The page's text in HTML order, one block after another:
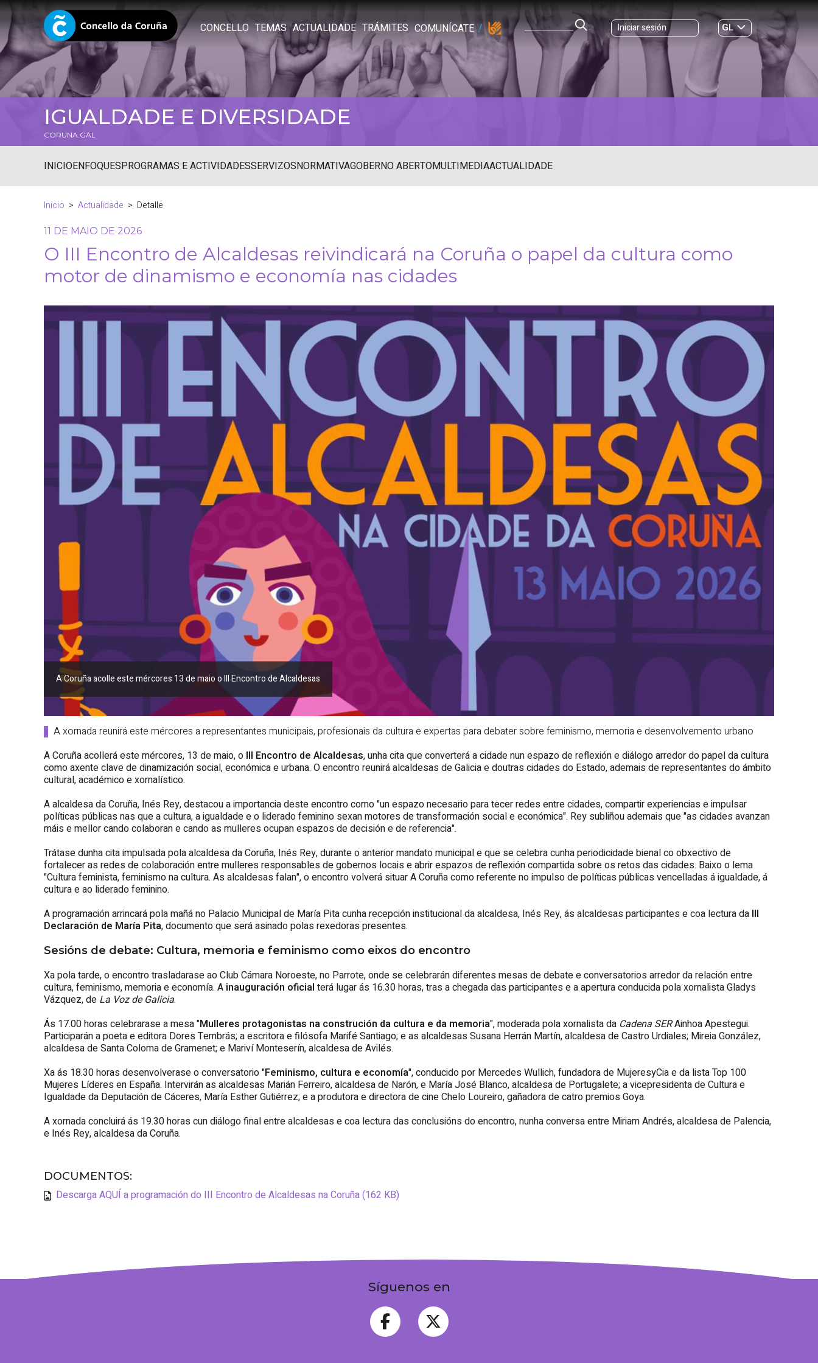
CONCELLO TEMAS ACTUALIDADE TRÁMITES COMUNÍCATE Iniciar sesión
GL
ES|
IGUALDADE E DIVERSIDADE
CORUNA.GAL
INICIOENFOQUESPROGRAMAS E ACTIVIDADESSERVIZOSNORMATIVAGOBERNO ABERTOMULTIMEDIAACTUALIDADE
Inicio Actualidade Detalle
11 DE MAIO DE 2026
O III Encontro de Alcaldesas reivindicará na Coruña o papel da cultura como
motor de dinamismo e economía nas cidades
A Coruña acolle este mércores 13 de maio o III Encontro de Alcaldesas
A xornada reunirá este mércores a representantes municipais, profesionais da cultura e expertas para debater sobre feminismo, memoria e desenvolvemento urbano
A Coruña acollerá este mércores, 13 de maio, o III Encontro de Alcaldesas, unha cita que converterá a cidade nun espazo de reflexión e diálogo arredor do papel da cultura
como axente clave de dinamización social, económica e urbana. O encontro reunirá alcaldesas de Galicia e doutras cidades do Estado, ademais de representantes do ámbito
cultural, académico e xornalístico.
A alcaldesa da Coruña, Inés Rey, destacou a importancia deste encontro como "un espazo necesario para tecer redes entre cidades, compartir experiencias e impulsar
políticas públicas nas que a cultura, a igualdade e o liderado feminino sexan motores de transformación social e económica". Rey subliñou ademais que "as cidades avanzan
máis e mellor cando colaboran e cando as mulleres ocupan espazos de decisión e de referencia".
Trátase dunha cita impulsada pola alcaldesa da Coruña, Inés Rey, durante o anterior mandato municipal e que se celebra cunha periodicidade bienal co obxectivo de
fortalecer as redes de colaboración entre mulleres responsables de gobernos locais e abrir espazos de reflexión compartida sobre os retos das cidades. Baixo o lema
"Cultura feminista, feminismo na cultura. As alcaldesas falan", o encontro volverá situar A Coruña como referente no impulso de políticas públicas vencelladas á igualdade, á
cultura e ao liderado feminino.
A programación arrincará pola mañá no Palacio Municipal de María Pita cunha recepción institucional da alcaldesa, Inés Rey, ás alcaldesas participantes e coa lectura da III
Declaración de María Pita, documento que será asinado polas rexedoras presentes.
Sesións de debate: Cultura, memoria e feminismo como eixos do encontro
Xa pola tarde, o encontro trasladarase ao Club Cámara Noroeste, no Parrote, onde se celebrarán diferentes mesas de debate e conversatorios arredor da relación entre
cultura, feminismo, memoria e economía. A inauguración oficial terá lugar ás 16.30 horas, tras a chegada das participantes e a apertura conducida pola xornalista Gladys
Vázquez, de La Voz de Galicia.
Ás 17.00 horas celebrarase a mesa "Mulleres protagonistas na construción da cultura e da memoria", moderada pola xornalista da Cadena SERAinhoa Apestegui.
Participarán a poeta e editora Dores Tembrás; a escritora e filósofa Marifé Santiago; e as alcaldesas Susana Herrán Martín, alcaldesa de Castro Urdiales; Mireia González,
alcaldesa de Santa Coloma de Gramenet; e Mariví Monteserín, alcaldesa de Avilés.
Xa ás 18.30 horas desenvolverase o conversatorio "Feminismo, cultura e economía", conducido por Mercedes Wullich, fundadora de MujeresyCia e da lista Top 100
Mujeres Líderes en España. Intervirán as alcaldesas Marián Ferreiro, alcaldesa de Narón, e María José Blanco, alcaldesa de Portugalete; a vicepresidenta de Cultura e
Igualdade da Deputación de Cáceres, María Esther Gutiérrez; e a produtora e directora de cine Chelo Loureiro, gañadora de catro premios Goya.
A xornada concluirá ás 19.30 horas cun diálogo final entre alcaldesas e coa lectura das conclusións do encontro, nunha conversa entre Miriam Andrés, alcaldesa de Palencia,
e Inés Rey, alcaldesa da Coruña.
DOCUMENTOS:
Descarga AQUÍ a programación do III Encontro de Alcaldesas na Coruña (162 KB)
Síguenos en